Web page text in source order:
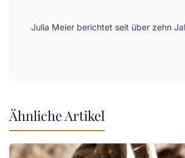
Julia Meier berichtet seit über zehn
Ähnliche Artikel